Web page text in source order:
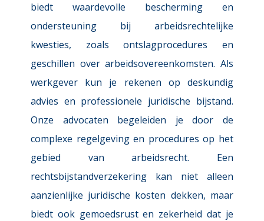
biedt waardevolle bescherming en
ondersteuning bij arbeidsrechtelijke
kwesties, zoals ontslagprocedures en
geschillen over arbeidsovereenkomsten. Als
werkgever kun je rekenen op deskundig
advies en professionele juridische bijstand.
Onze advocaten begeleiden je door de
complexe regelgeving en procedures op het
gebied van arbeidsrecht. Een
rechtsbijstandverzekering kan niet alleen
aanzienlijke juridische kosten dekken, maar
biedt ook gemoedsrust en zekerheid dat je